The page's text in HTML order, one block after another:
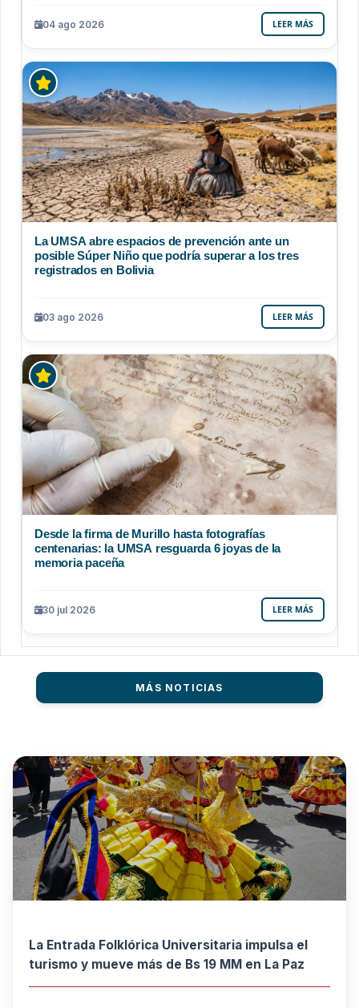
04 ago 2026 LEER MÁS
La UMSA abre espacios de prevención ante un
posible Súper Niño que podría superar a los tres
registrados en Bolivia
03 ago 2026 LEER MÁS
Desde la firma de Murillo hasta fotografías
centenarias: la UMSA resguarda 6 joyas de la
memoria paceña
30 jul 2026 LEER MÁS
MÁS NOTICIAS
La Entrada Folklórica Universitaria impulsa el
turismo y mueve más de Bs 19 MM en La Paz